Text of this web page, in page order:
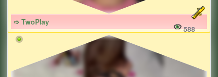
➩ TwoPlay
588